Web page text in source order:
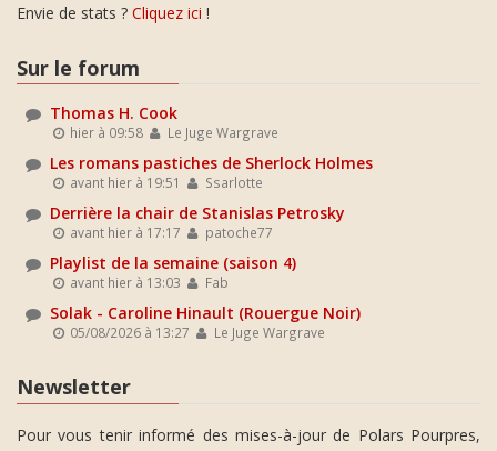
Envie de stats ? Cliquez ici !
Sur le forum
Thomas H. Cook
hier à 09:58 Le Juge Wargrave
Les romans pastiches de Sherlock Holmes
avant hier à 19:51 Ssarlotte
Derrière la chair de Stanislas Petrosky
avant hier à 17:17 patoche77
Playlist de la semaine (saison 4)
avant hier à 13:03 Fab
Solak - Caroline Hinault (Rouergue Noir)
05/08/2026 à 13:27 Le Juge Wargrave
Newsletter
Pour vous tenir informé des mises-à-jour de Polars Pourpres,